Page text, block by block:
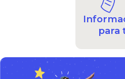
para